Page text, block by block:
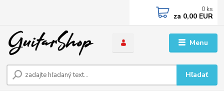
Menu
Hľadať
0 ks
za 0,00 EUR